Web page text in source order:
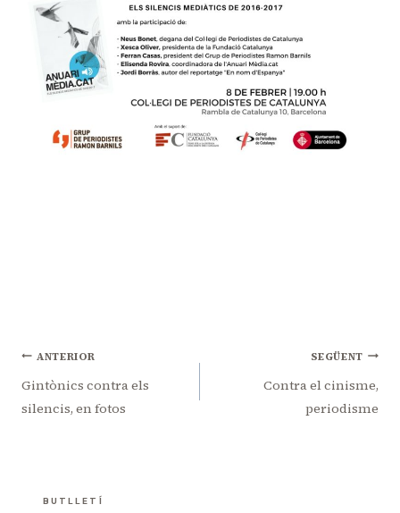
Navegació
d'entrades
ANTERIOR
Gintònics contra els
silencis, en fotos
SEGÜENT
Contra el cinisme,
periodisme
BUTLLETÍ